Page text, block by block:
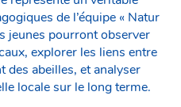
de l’équipe « Natur
jeunes pourront observer
explorer les liens entre
des abeilles, et analyser
locale sur le long terme.